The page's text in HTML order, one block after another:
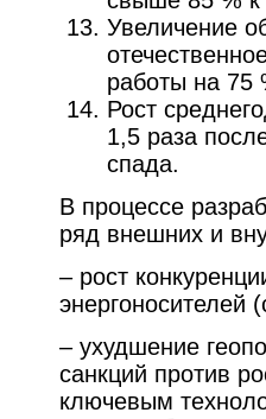
Увеличение
работы на 75
Рост
1,5 раза
спада.
В процессе
ряд внешних и
– рост
энергоносителей
– ухудшение
санкций против
ключевым